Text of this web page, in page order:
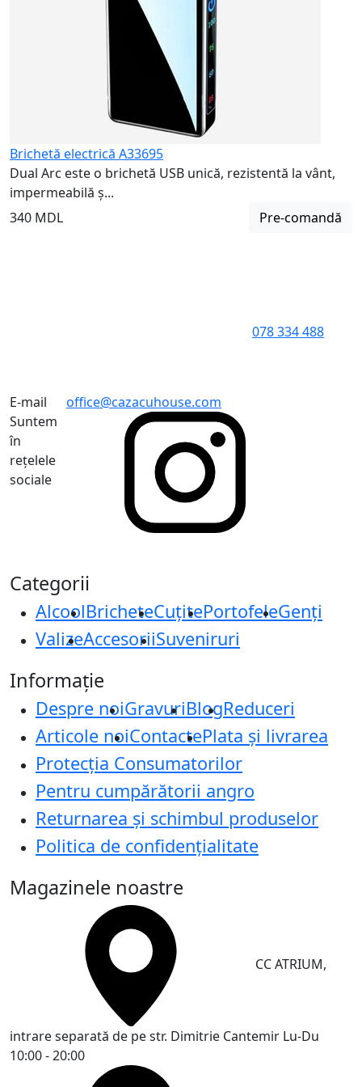
Brichetă electrică A33695
Dual Arc este o brichetă USB unică, rezistentă la vânt,
impermeabilă ș...
340 MDL
Pre-comandă
078 334 488
E-mail
office@cazacuhouse.com
Suntem
în
rețelele
sociale
Categorii
AlcoolBricheteCuțitePortofeleGenți
ValizeAccesoriiSuveniruri
Informație
Despre noiGravuriBlogReduceri
Articole noiContactePlata și livrarea
Protecţia Consumatorilor
Pentru cumpărătorii angro
Returnarea și schimbul produselor
Politica de confidențialitate
Magazinele noastre
CC ATRIUM,
intrare separată de pe str. Dimitrie Cantemir Lu-Du
10:00 - 20:00